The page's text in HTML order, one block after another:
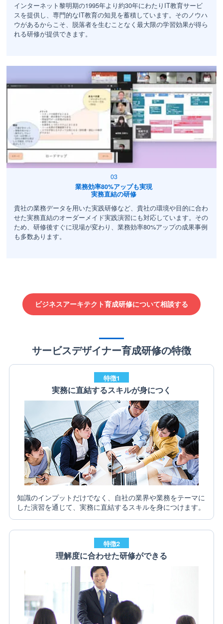
インターネット黎明期の1995年より約30年にわたりIT教育サービ
スを提供し、専門的なIT教育の知見を蓄積しています。そのノウハ
ウがあるからこそ、脱落者を生むことなく最大限の学習効果が得ら
れる研修が提供できます。
業務効率80%アップも実現
実務直結の研修
貴社の業務データを用いた実践研修など、貴社の環境や目的に合わ
せた実務直結のオーダーメイド実践演習にも対応しています。その
ため、研修後すぐに現場が変わり、業務効率80%アップの成果事例
も多数あります。
ビジネスアーキテクト育成研修について相談する
サービスデザイナー育成研修の特徴
特徴1
実務に直結するスキルが身につく
知識のインプットだけでなく、自社の業界や業務をテーマに
した演習を通じて、実務に直結するスキルを身につけます。
特徴2
理解度に合わせた研修ができる